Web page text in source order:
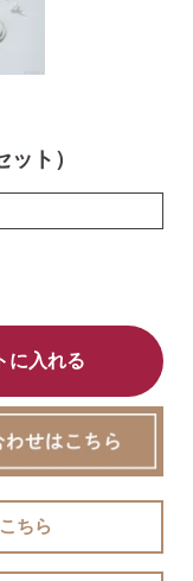
ト）
に入れる
ちら